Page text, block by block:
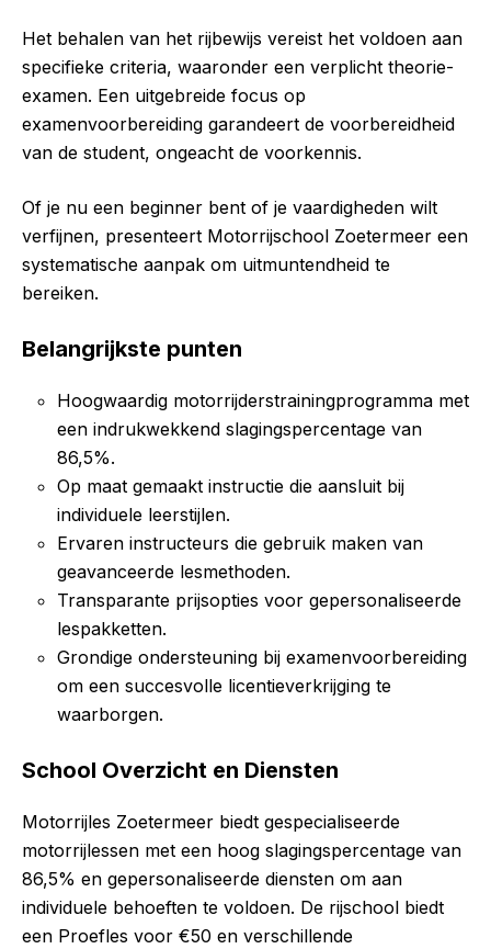
Het behalen van het rijbewijs vereist het voldoen aan
specifieke criteria, waaronder een verplicht theorie-
examen. Een uitgebreide focus op
examenvoorbereiding garandeert de voorbereidheid
van de student, ongeacht de voorkennis.
Of je nu een beginner bent of je vaardigheden wilt
verfijnen, presenteert Motorrijschool Zoetermeer een
systematische aanpak om uitmuntendheid te
bereiken.
Belangrijkste punten
Hoogwaardig motorrijderstrainingprogramma met
een indrukwekkend slagingspercentage van
86,5%.
Op maat gemaakt instructie die aansluit bij
individuele leerstijlen.
Ervaren instructeurs die gebruik maken van
geavanceerde lesmethoden.
Transparante prijsopties voor gepersonaliseerde
lespakketten.
Grondige ondersteuning bij examenvoorbereiding
om een succesvolle licentieverkrijging te
waarborgen.
School Overzicht en Diensten
Motorrijles Zoetermeer biedt gespecialiseerde
motorrijlessen met een hoog slagingspercentage van
86,5% en gepersonaliseerde diensten om aan
individuele behoeften te voldoen. De rijschool biedt
een Proefles voor €50 en verschillende